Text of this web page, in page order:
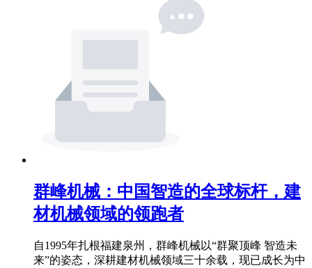
群峰机械：中国智造的全球标杆，建
材机械领域的领跑者
自1995年扎根福建泉州，群峰机械以“群聚顶峰 智造未
来”的姿态，深耕建材机械领域三十余载，现已成长为中